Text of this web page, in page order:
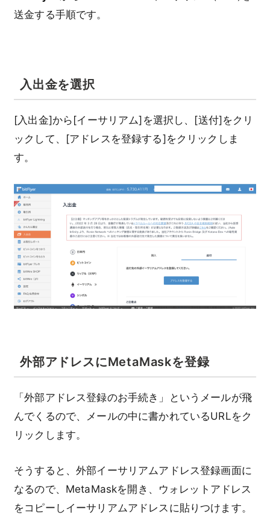
送金する手順です。
入出金を選択
[入出金]から[イーサリアム]を選択し、[送付]をクリ
ックして、[アドレスを登録する]をクリックしま
す。
外部アドレスにMetaMaskを登録
「外部アドレス登録のお手続き」というメールが飛
んでくるので、メールの中に書かれているURLをク
リックします。
そうすると、外部イーサリアムアドレス登録画面に
なるので、MetaMaskを開き、ウォレットアドレス
をコピーしイーサリアムアドレスに貼りつけます。